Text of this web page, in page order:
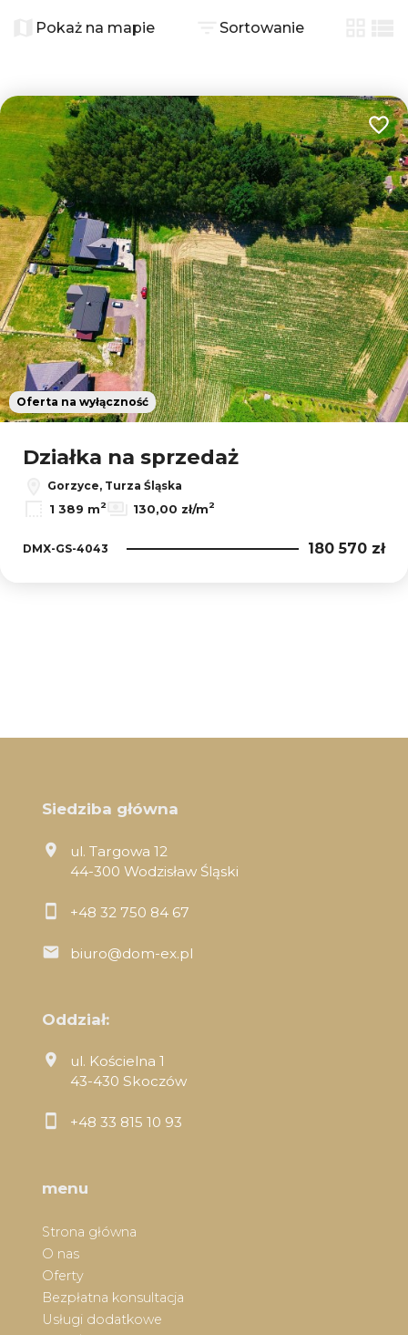
−
Leaflet|© OpenMapTiles© OpenStreetMap contributors
Pokaż na mapie Sortowanie
Oferta na wyłączność
Działka na sprzedaż
Gorzyce, Turza Śląska
1 389 m2 130,00 zł/m2
DMX-GS-4043 180 570 zł
Siedziba główna
ul. Targowa 12
44-300 Wodzisław Śląski
+48 32 750 84 67
biuro@dom-ex.pl
Oddział:
ul. Kościelna 1
43-430 Skoczów
+48 33 815 10 93
menu
Strona główna
O nas
Oferty
Bezpłatna konsultacja
Usługi dodatkowe